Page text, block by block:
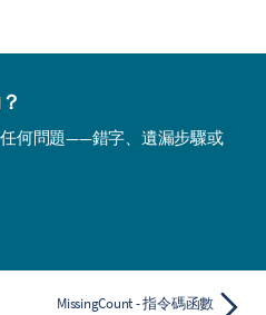
何問題——錯字、遺漏步驟或
MissingCount - 指令碼函數